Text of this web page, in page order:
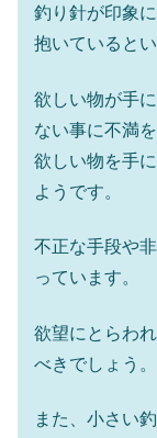
釣り針が印象
抱いていると
欲しい物が手
ない事に不満
欲しい物を手
ようです。
不正な手段や
っています。
欲望にとらわ
べきでしょう。
また、小さい